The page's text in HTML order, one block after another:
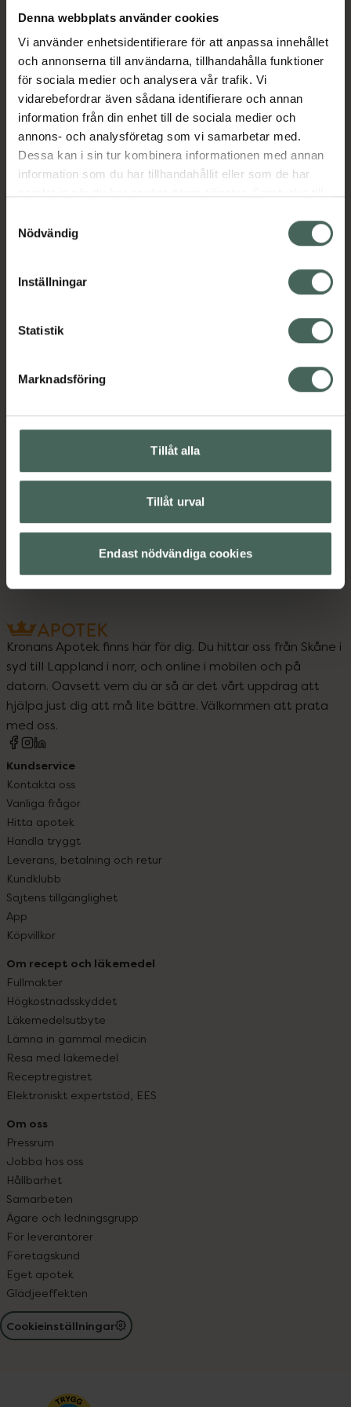
Denna webbplats använder cookies
Vi använder enhetsidentifierare för att anpassa innehållet
och annonserna till användarna, tillhandahålla funktioner
för sociala medier och analysera vår trafik. Vi
vidarebefordrar även sådana identifierare och annan
information från din enhet till de sociala medier och
annons- och analysföretag som vi samarbetar med.
Dessa kan i sin tur kombinera informationen med annan
information som du har tillhandahållit eller som de har
återkalla ditt samtycke via webbplatsens
cookieinställningar. Ett återkallat samtycke påverkar inte
lagligheten av behandling som skett innan återkallelsen.
Nödvändig
Inställningar
Statistik
Marknadsföring
Tillåt alla
Tillåt urval
Endast nödvändiga cookies
med hela OGX Bond Protein Repair-serien för
före användning och spraya en liten mängd i
fuktigt eller torrt hår efter behov.• 3-i-1
oljemist som stärker och skyddar skadat hår•
Motverkar frizz och ger en silkeslen finish•
Bevarar glansen i upp till 24 timmar• Lätt och
viktlös formula som inte tynger ner håret•
Enkel att använda på både fuktigt och torrt
hår
EAN:03574661818481
Hårolja och stylingkräm
Visa
Visa
Upptäck flera produkter inom
Hårolja och stylingkräm
Styling
Kronans Apotek finns här för dig. Du hittar oss från Skåne i
syd till Lappland i norr, och online i mobilen och på
datorn. Oavsett vem du är så är det vårt uppdrag att
hjälpa just dig att må lite bättre. Välkommen att prata
med oss.
Kundservice
Kontakta oss
Vanliga frågor
Hitta apotek
Handla tryggt
Leverans, betalning och retur
Kundklubb
Sajtens tillgänglighet
App
Köpvillkor
Om recept och läkemedel
Fullmakter
Högkostnadsskyddet
Läkemedelsutbyte
Lämna in gammal medicin
Resa med läkemedel
Receptregistret
Elektroniskt expertstöd, EES
Om oss
Pressrum
Jobba hos oss
Hållbarhet
Samarbeten
Ägare och ledningsgrupp
För leverantörer
Företagskund
Eget apotek
Glädjeeffekten
Cookieinställningar